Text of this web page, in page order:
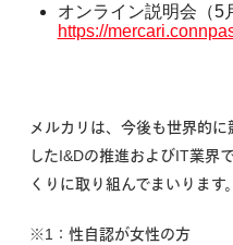
オンライン説明会（5
https://
メルカリは、今後も世界的
したI&Dの推進およびIT業界
くりに取り組んでまいります。
※1：性自認が女性の方